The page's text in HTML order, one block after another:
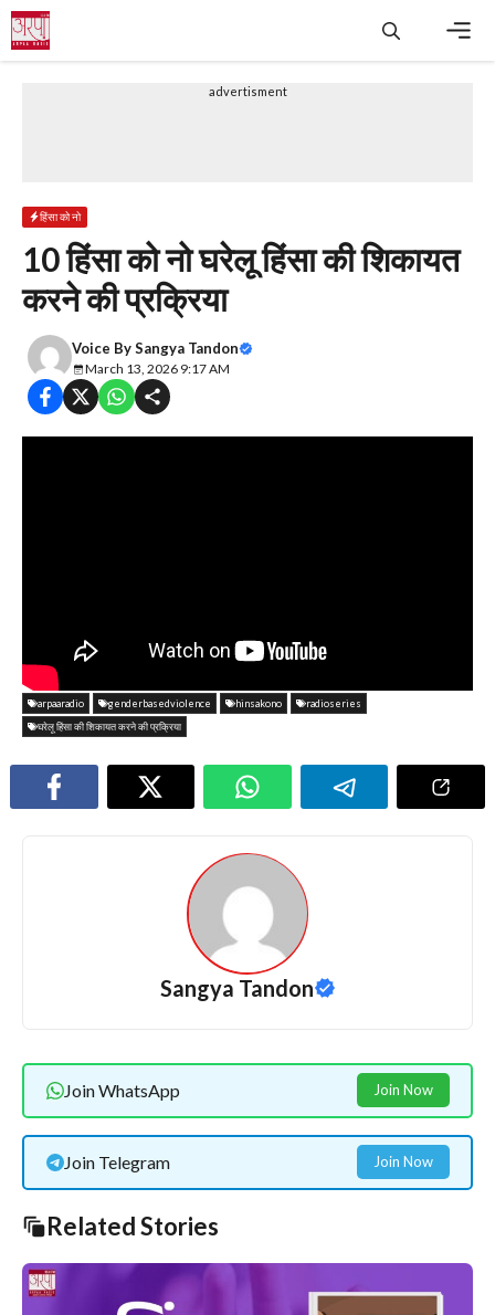
Skip
to
content
advertisment
हिंसा को नो
10 हिंसा को नो घरेलू हिंसा की शिकायत
करने की प्रक्रिया
Voice BySangya Tandon
March 13, 2026 9:17 AM
arpaaradio genderbasedviolence hinsakono
radioseries
घरेलू हिंसा की शिकायत करने की प्रक्रिया
Sangya Tandon
Join WhatsApp Join Now
Join Telegram Join Now
Related Stories